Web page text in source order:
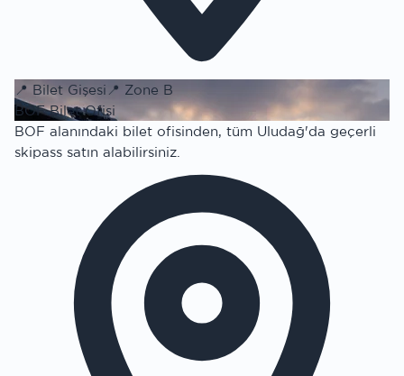
📍 Bilet Gişesi 📍 Zone B
BOF Bilet Ofisi
BOF alanındaki bilet ofisinden, tüm Uludağ'da geçerli
skipass satın alabilirsiniz.